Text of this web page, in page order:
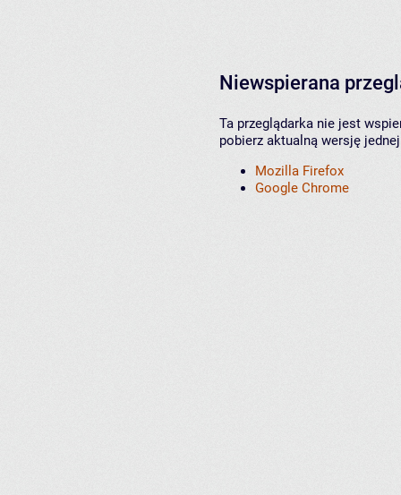
Niewspierana
Ta przeglądarka nie jest
pobierz aktualną wersję
Mozilla Firefox
Google Chrome